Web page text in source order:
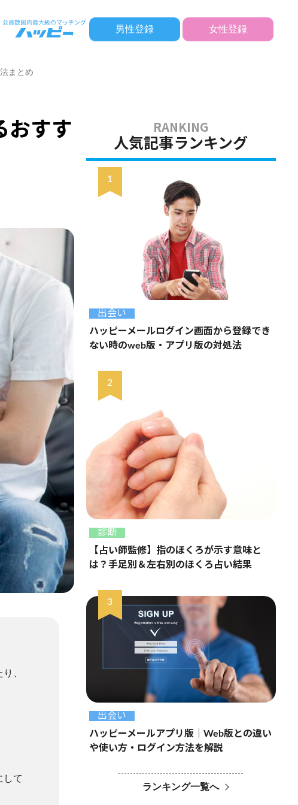
男性登録 女性登録
まとめ
おすす
、
して
人気記事ランキング
出会い
ハッピーメールログイン画面から登録でき
ない時のweb版・アプリ版の対処法
診断
【占い師監修】指のほくろが示す意味と
は？手足別＆左右別のほくろ占い結果
出会い
ハッピーメールアプリ版｜Web版との違い
や使い方・ログイン方法を解説
ランキング一覧へ